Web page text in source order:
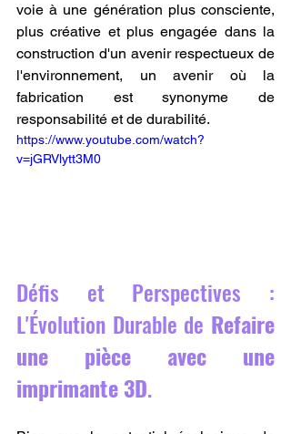
voie à une génération plus consciente,
plus créative et plus engagée dans la
construction d'un avenir respectueux de
l'environnement, un avenir où la
fabrication est synonyme de
responsabilité et de durabilité.
https://www.youtube.com/watch?
v=jGRVlytt3M0
Défis et Perspectives :
L'Évolution Durable de Refaire
une pièce avec une
imprimante 3D.